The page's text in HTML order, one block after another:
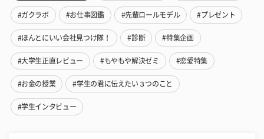
#ガクラボ #お仕事図鑑 #先輩ロールモデル #プレゼント
#ほんとにいい会社見つけ隊！ #診断 #特集企画
#大学生正直レビュー #もやもや解決ゼミ #恋愛特集
#お金の授業 #学生の君に伝えたい３つのこと
#学生インタビュー